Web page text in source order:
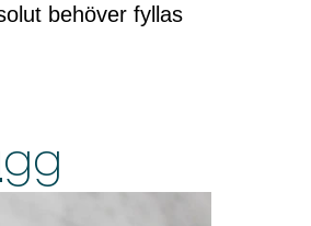
behöver fyllas